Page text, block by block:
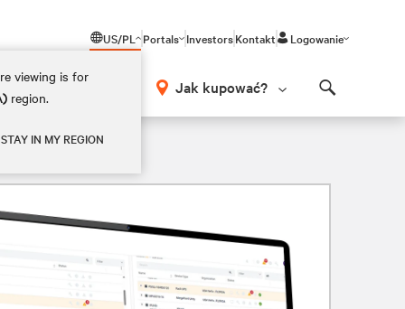
US/PL
viewing is for
region.
STAY IN MY REGION
Portals InvestorsKontakt Logowanie
Jak kupować?